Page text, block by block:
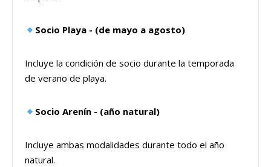
Socio Playa - (de mayo a agosto)
Incluye la condición de socio durante la temporada
de verano de playa.
Socio Arenín - (año natural)
Incluye ambas modalidades durante todo el año
natural.